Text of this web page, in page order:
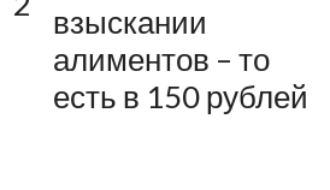
взыскании
алиментов – то
есть в 150 рублей